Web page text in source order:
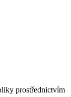
prostřednictvím